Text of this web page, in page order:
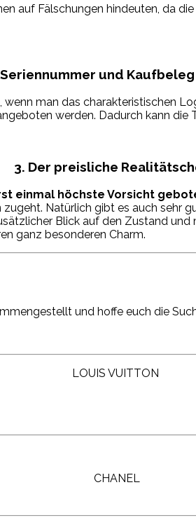
auf Fälschungen hindeuten, da
und
man das charakteristischen
werden. Dadurch kann die
3. Der preisliche
einmal höchste Vorsicht
Natürlich gibt es auch
Blick auf den Zustand
ganz besonderen Charm.
und hoffe euch die
LOUIS VUITTON
CHANEL